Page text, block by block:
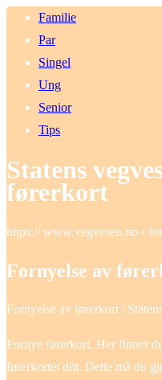
Familie
Par
Singel
Ung
Senior
Tips
Statens
førerkort
https:// www.vegvesen.no ›
Fornyelse av
Fornyelse av førerkort |
Fornye førerkort. Her finner
førerkortet ditt. Dette må du